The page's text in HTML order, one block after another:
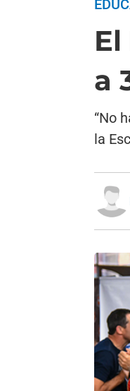
a
“No
la